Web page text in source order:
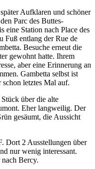
Aufklaren und schöner
Parc des Buttes-
Station nach Place des
Fuß entlang der Rue de
Besuche erneut die
gewohnt hatte. Ihrem
aber eine Erinnerung an
Gambetta selbst ist
letztes Mal auf.
über die alte
Eher langweilig. Der
gesäumt, die Aussicht
Dort 2 Ausstellungen über
nur wenig interessant.
Bercy.